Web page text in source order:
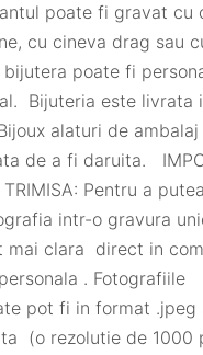
poate fi gravat cu
cu cineva drag sau
poate fi
Bijuteria este livrata
alaturi de ambalaj
de a fi daruita.
TRIMISA: Pentru a putea
intr-o gravura
mai clara direct in
. Fotografiile
pot fi in format .jpeg
(o rezolutie de 1000